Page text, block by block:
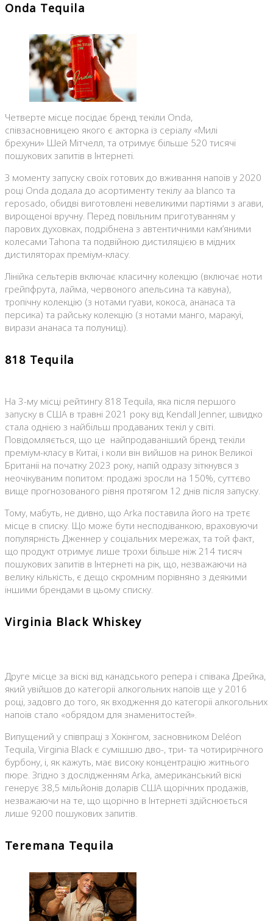
Onda Tequila
Четверте місце посідає бренд текіли Onda,
співзасновницею якого є акторка із серіалу «Милі
брехуни» Шей Мітчелл, та отримує більше 520 тисячі
пошукових запитів в Інтернеті.
З моменту запуску своїх готових до вживання напоїв у 2020
році Onda додала до асортименту текілу aa blanco та
reposado, обидві виготовлені невеликими партіями з агави,
вирощеної вручну. Перед повільним приготуванням у
парових духовках, подрібнена з автентичними кам’яними
колесами Tahona та подвійною дистиляцією в мідних
дистиляторах преміум-класу.
Лінійка сельтерів включає класичну колекцію (включає ноти
грейпфрута, лайма, червоного апельсина та кавуна),
тропічну колекцію (з нотами гуави, кокоса, ананаса та
персика) та райську колекцію (з нотами манго, маракуї,
вирази ананаса та полуниці).
818 Tequila
На 3-му місці рейтингу 818 Tequila, яка після першого
запуску в США в травні 2021 року від Kendall Jenner, швидко
стала однією з найбільш продаваних текіл у світі.
Повідомляється, що це найпродаваніший бренд текіли
преміум-класу в Китаї, і коли він вийшов на ринок Великої
Британії на початку 2023 року, напій одразу зіткнувся з
неочікуваним попитом: продажі зросли на 150%, суттєво
вище прогнозованого рівня протягом 12 днів після запуску.
Тому, мабуть, не дивно, що Arka поставила його на третє
місце в списку. Що може бути несподіванкою, враховуючи
популярність Дженнер у соціальних мережах, та той факт,
що продукт отримує лише трохи більше ніж 214 тисяч
пошукових запитів в Інтернеті на рік, що, незважаючи на
велику кількість, є дещо скромним порівняно з деякими
іншими брендами в цьому списку.
Virginia Black Whiskey
Друге місце за віскі від канадського репера і співака Дрейка,
який увійшов до категорії алкогольних напоїв ще у 2016
році, задовго до того, як входження до категорії алкогольних
напоїв стало «обрядом для знаменитостей».
Випущений у співпраці з Хокінгом, засновником Deléon
Tequila, Virginia Black є сумішшю дво-, три- та чотирирічного
бурбону, і, як кажуть, має високу концентрацію житнього
пюре. Згідно з дослідженням Arka, американський віскі
генерує 38,5 мільйонів доларів США щорічних продажів,
незважаючи на те, що щорічно в Інтернеті здійснюється
лише 9200 пошукових запитів.
Teremana Tequila